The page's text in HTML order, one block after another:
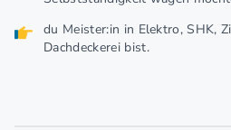
du Meister:in in Elektro, SHK,
Dachdeckerei bist.